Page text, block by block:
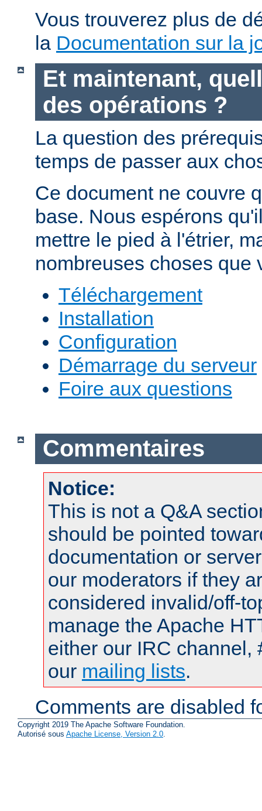
Vous trouverez plus de
la Documentation sur la
Et maintenant,
des opérations ?
La question des
temps de passer aux
Ce document ne couvre
base. Nous espérons
mettre le pied à l'étrier,
nombreuses choses que
Téléchargement
Installation
Configuration
Démarrage du serveur
Foire aux questions
Commentaires
Notice:
This is not a Q&A
should be pointed
documentation or
our moderators if they
considered invalid/off-
manage the Apache
either our IRC channel,
our mailing lists.
Comments are disabled
Copyright 2019 The Apache Software Foundation.
Autorisé sous Apache License, Version 2.0.